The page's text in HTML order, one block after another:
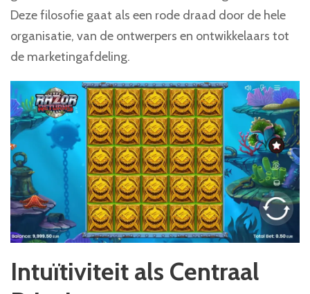
Deze filosofie gaat als een rode draad door de hele
organisatie, van de ontwerpers en ontwikkelaars tot
de marketingafdeling.
Intuïtiviteit als Centraal